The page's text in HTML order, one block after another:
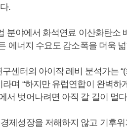
.
분야에서 화석연료 이산화탄소
에너지 수요도 감소폭을 더욱
센터의 아이작 레비 분석가는
라며 “하지만 유럽연합이 완벽
서 벗어나려면 아직 갈 길이 멀
제성장을 저해하지 않고 기후